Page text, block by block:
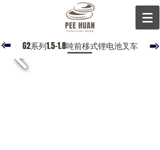
G2系列1.5-1.8吨前移式锂电池叉车